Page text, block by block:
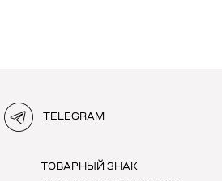
TELEGRAM
ТОВАРНЫЙ ЗНАК